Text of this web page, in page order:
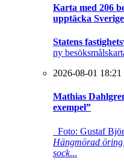
Karta med 206
upptäcka
Statens
ny
2026-08-01 18:21
Mathias
exempel”
Foto: Gustaf
Hängmörad
sock...